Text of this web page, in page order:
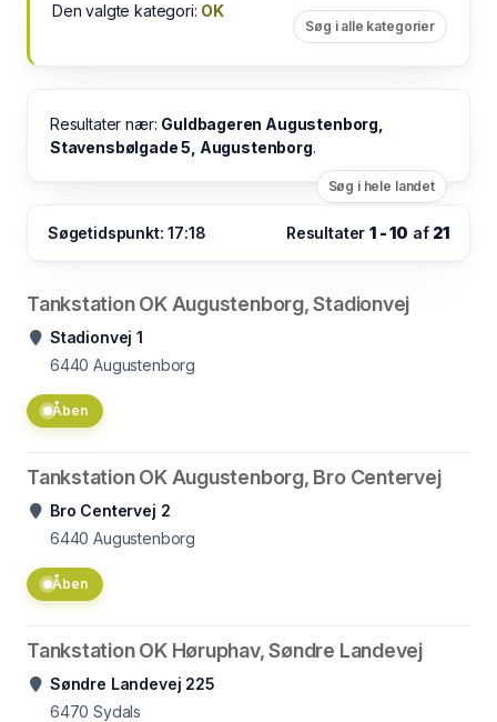
Den valgte kategori: OK
Søg i alle kategorier
Resultater nær: Guldbageren Augustenborg,
Stavensbølgade 5, Augustenborg.
Søg i hele landet
Søgetidspunkt: 17:18 Resultater1 - 10 af 21
Tankstation OK Augustenborg, Stadionvej
Stadionvej 1
6440 Augustenborg
Åben
Tankstation OK Augustenborg, Bro Centervej
Bro Centervej 2
6440 Augustenborg
Åben
Tankstation OK Høruphav, Søndre Landevej
Søndre Landevej 225
6470 Sydals